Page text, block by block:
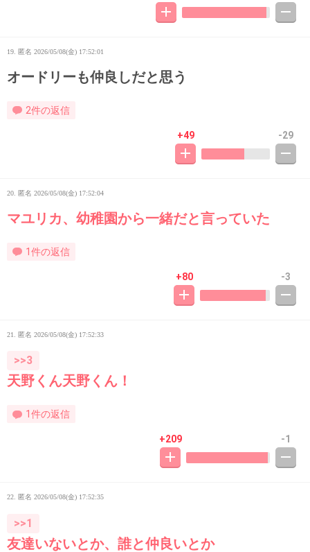
19. 匿名 2026/05/08(金) 17:52:01
オードリーも仲良しだと思う
2件の返信
+49 -29
20. 匿名 2026/05/08(金) 17:52:04
マユリカ、幼稚園から一緒だと言っていた
1件の返信
+80 -3
21. 匿名 2026/05/08(金) 17:52:33
>>3
天野くん天野くん！
1件の返信
+209 -1
22. 匿名 2026/05/08(金) 17:52:35
>>1
友達いないとか、誰と仲良いとか